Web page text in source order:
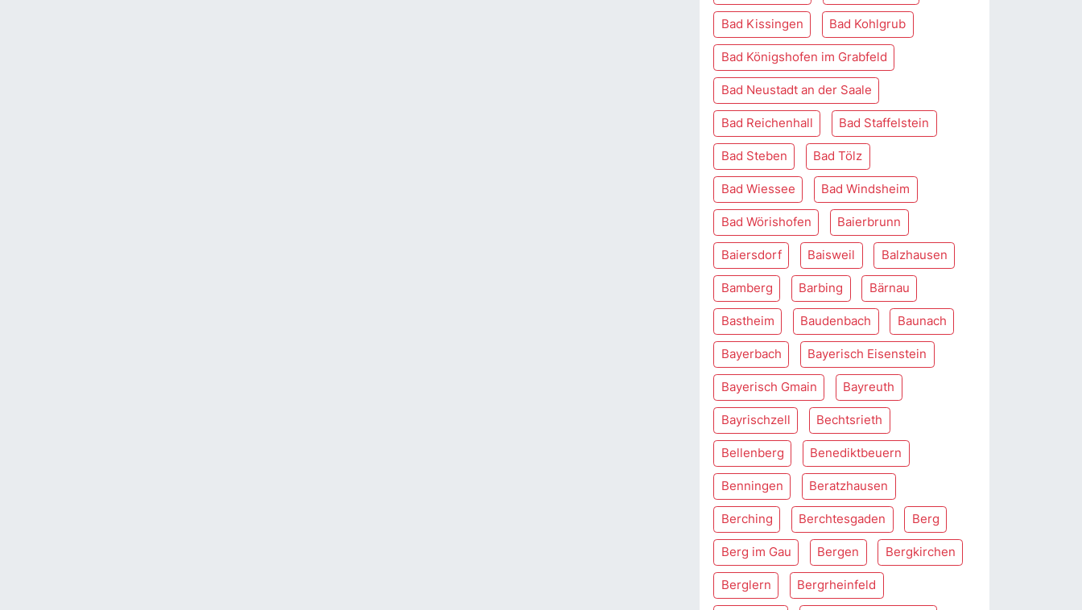
Bad Kissingen Bad Kohlgrub
Bad Königshofen im Grabfeld
Bad Neustadt an der Saale
Bad Reichenhall Bad Staffelstein
Bad Steben Bad Tölz
Bad Wiessee Bad Windsheim
Bad Wörishofen Baierbrunn
Baiersdorf Baisweil Balzhausen
Bamberg Barbing Bärnau
Bastheim Baudenbach Baunach
Bayerbach Bayerisch Eisenstein
Bayerisch Gmain Bayreuth
Bayrischzell Bechtsrieth
Bellenberg Benediktbeuern
Benningen Beratzhausen
Berching Berchtesgaden Berg
Berg im Gau Bergen Bergkirchen
Berglern Bergrheinfeld